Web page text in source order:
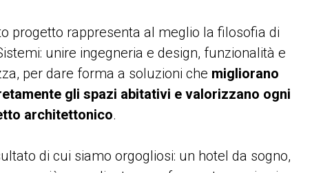
progetto rappresenta al meglio la filosofia di
unire ingegneria e design, funzionalità e
per dare forma a soluzioni che migliorano
gli spazi abitativi e valorizzano ogni
architettonico.
di cui siamo orgogliosi: un hotel da sogno,